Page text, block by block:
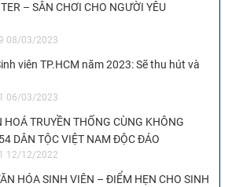
– SÂN CHƠI CHO NGƯỜI YÊU
08/03/2023
viên TP.HCM năm 2023: Sẽ thu hút và
06/03/2023
HOÁ TRUYỀN THỐNG CÙNG KHÔNG
DÂN TỘC VIỆT NAM ĐỘC ĐÁO
12/12/2022
HÓA SINH VIÊN – ĐIỂM HẸN CHO SINH